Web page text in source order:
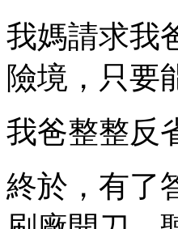
我媽請求我
險境，只要
我爸整整反
終於，有了